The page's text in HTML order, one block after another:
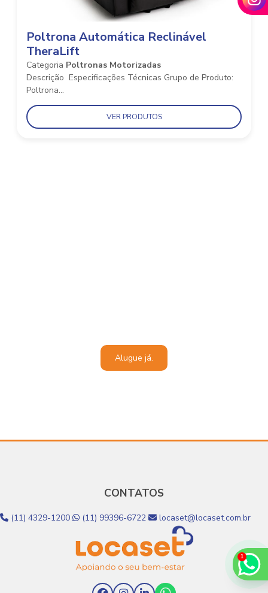
Poltrona Automática Reclinável
TheraLift
Categoria Poltronas Motorizadas
Descrição Especificações Técnicas Grupo de Produto:
Poltrona...
VER PRODUTOS
Alugue já.
CONTATOS
(11) 4329-1200 (11) 99396-6722 locaset@locaset.com.br